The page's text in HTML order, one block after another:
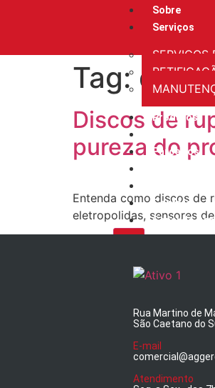
Sobre
Serviços
Produtos
Treinamentos
Parceiros
Contato
Canal de
Tag:
Discos de
pureza do
Entenda como discos de
eletropolidas, sensores
Rua Martino de
São Caetano do
E-mail
Atendimento